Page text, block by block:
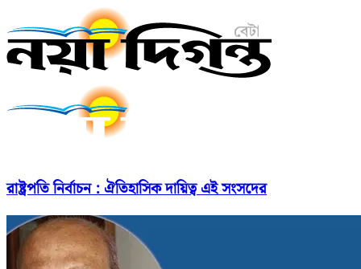
রাষ্ট্রপতি নির্বাচন : ঐতিহাসিক দায়িত্ব এই সংসদের